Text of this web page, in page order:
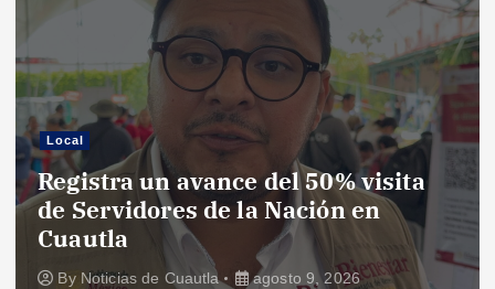
Local
Registra un avance del 50% visita
de Servidores de la Nación en
Cuautla
By Noticias de Cuautla agosto 9, 2026